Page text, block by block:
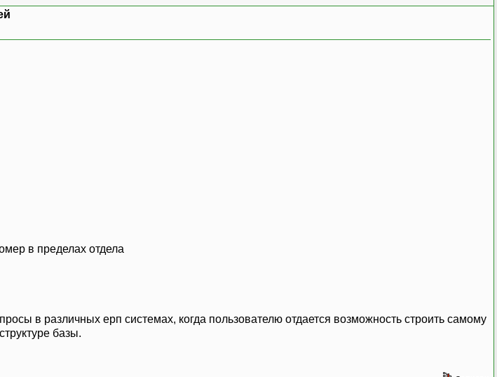
в пределах отдела
в различных ерп системах, когда пользователю отдается возможность строить самому
базы.